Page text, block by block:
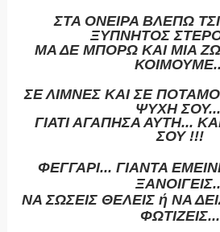
ΣΤΑ ΟΝΕΙΡΑ ΒΛΕΠΩ
ΞΥΠΝΗΤΟΣ
ΜΑ ΔΕ ΜΠΟΡΩ ΚΑΙ ΜΙΑ
ΣΕ ΛΙΜΝΕΣ ΚΑΙ ΣΕ
ΨΥΧΗ ΣΟΥ...
ΓΙΑΤΙ ΑΓΑΠΗΣΑ ΑΥΤΗ...
ΣΟΥ !!!
ΦΕΓΓΑΡΙ... ΓΙΑΝΤΑ
ΝΑ ΣΩΣΕΙΣ ΘΕΛΕΙΣ ή ΝΑ
ΦΩΤΙΖΕΙΣ...